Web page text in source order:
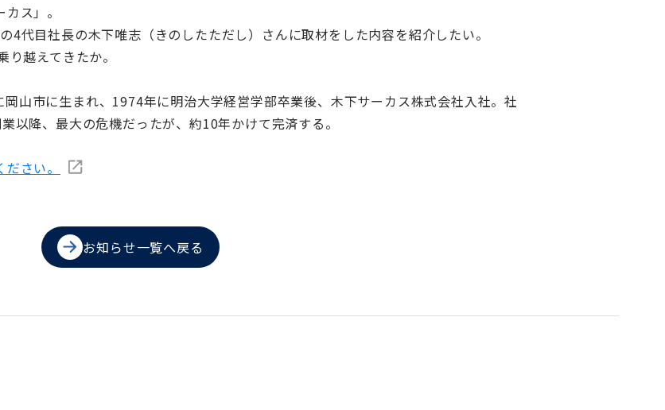
ス」。
4代目社長の木下唯志（きのしたただし）さんに取材をした内容を紹介したい。
越えてきたか。
山市に生まれ、1974年に明治大学経営学部卒業後、木下サーカス株式会社入社。社
以降、最大の危機だったが、約10年かけて完済する。
さい。
お知らせ一覧へ戻る